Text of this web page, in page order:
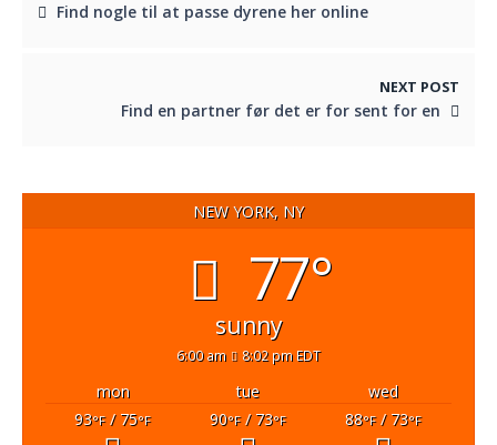
Find nogle til at passe dyrene her online
NEXT POST
Find en partner før det er for sent for en
NEW YORK, NY
77°
sunny
6:00 am 8:02 pm EDT
mon tue
wed
93°F/ 75°F 90°F/ 73°F 88°F/ 73°F